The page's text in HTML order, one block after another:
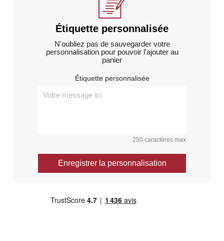
Étiquette personnalisée
N'oubliez pas de sauvegarder votre
personnalisation pour pouvoir l'ajouter au
panier
Étiquette personnalisée
250 caractères max
Enregistrer la personnalisation